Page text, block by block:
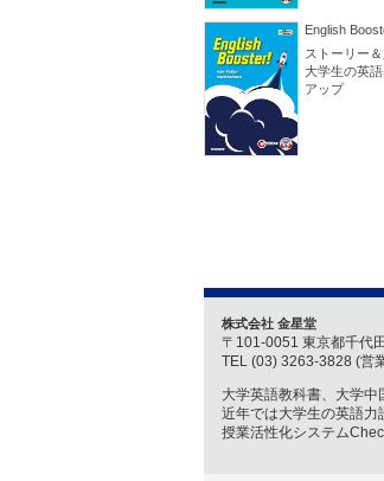
English
ストーリー
大学生の英
アップ
株式会社 金星堂
〒101-0051 東京都千代
TEL (03) 3263-3828 (営
大学英語教科書、大学中
近年では大学生の英語力
授業活性化システム